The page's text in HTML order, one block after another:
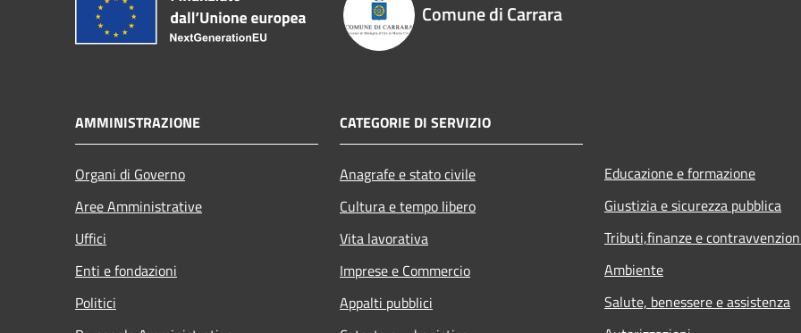
Comune di Carrara
AMMINISTRAZIONE
Organi di Governo
Aree Amministrative
Uffici
Enti e fondazioni
Politici
CATEGORIE DI SERVIZIO
Anagrafe e stato civile
Cultura e tempo libero
Vita lavorativa
Imprese e Commercio
Appalti pubblici
Educazione e formazione
Giustizia e sicurezza pubblica
Tributi,finanze e
Ambiente
Salute, benessere e assistenza